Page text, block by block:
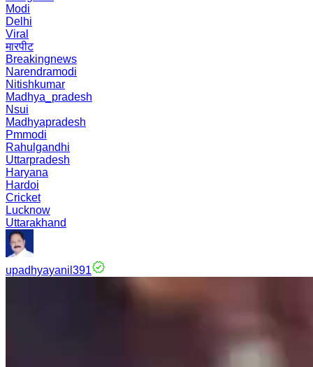
Modi
Delhi
Viral
मारपीट
Breakingnews
Narendramodi
Nitishkumar
Madhya_pradesh
Nsui
Madhyapradesh
Pmmodi
Rahulgandhi
Uttarpradesh
Haryana
Hardoi
Cricket
Lucknow
Uttarakhand
upadhyayanil391